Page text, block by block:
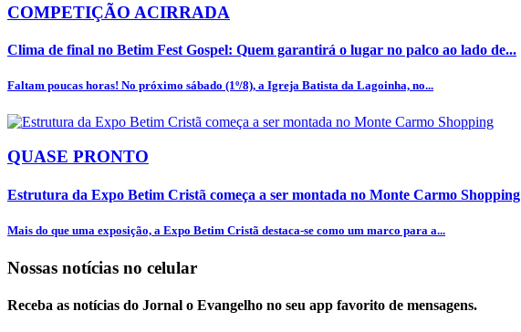
COMPETIÇÃO ACIRRADA
Clima de final no Betim Fest Gospel: Quem garantirá o lugar no palco ao lado de...
Faltam poucas horas! No próximo sábado (1º/8), a Igreja Batista da Lagoinha, no...
QUASE PRONTO
Estrutura da Expo Betim Cristã começa a ser montada no Monte Carmo Shopping
Mais do que uma exposição, a Expo Betim Cristã destaca-se como um marco para a...
Nossas notícias no celular
Receba as notícias do Jornal o Evangelho no seu app favorito de mensagens.